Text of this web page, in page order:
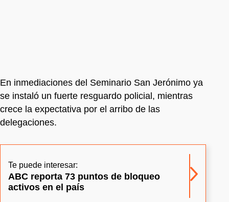
En inmediaciones del Seminario San Jerónimo ya
se instaló un fuerte resguardo policial, mientras
crece la expectativa por el arribo de las
delegaciones.
Te puede interesar:
ABC reporta 73 puntos de bloqueo
activos en el país